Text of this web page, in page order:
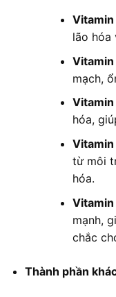
Vitamin
lão hóa
Vitamin
mạch,
Vitamin
hóa,
Vitamin
từ môi
hóa.
Vitamin
mạnh,
chắc
Thành phần